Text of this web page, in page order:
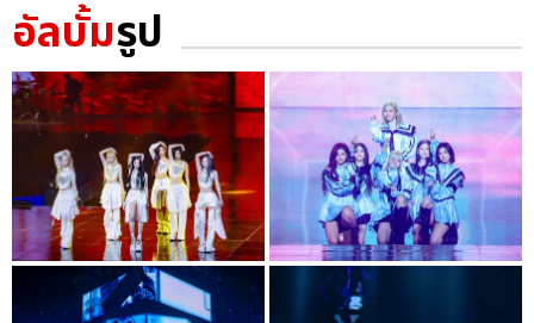
อัลบั้มรูป